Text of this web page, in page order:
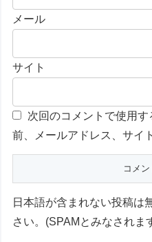
メール
サイト
次回のコメントで使用
前、メールアドレス、サイ
日本語が含まれない投稿は
さい。(SPAMとみなされま